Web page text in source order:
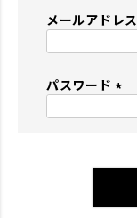
メールアドレス
パスワード
)